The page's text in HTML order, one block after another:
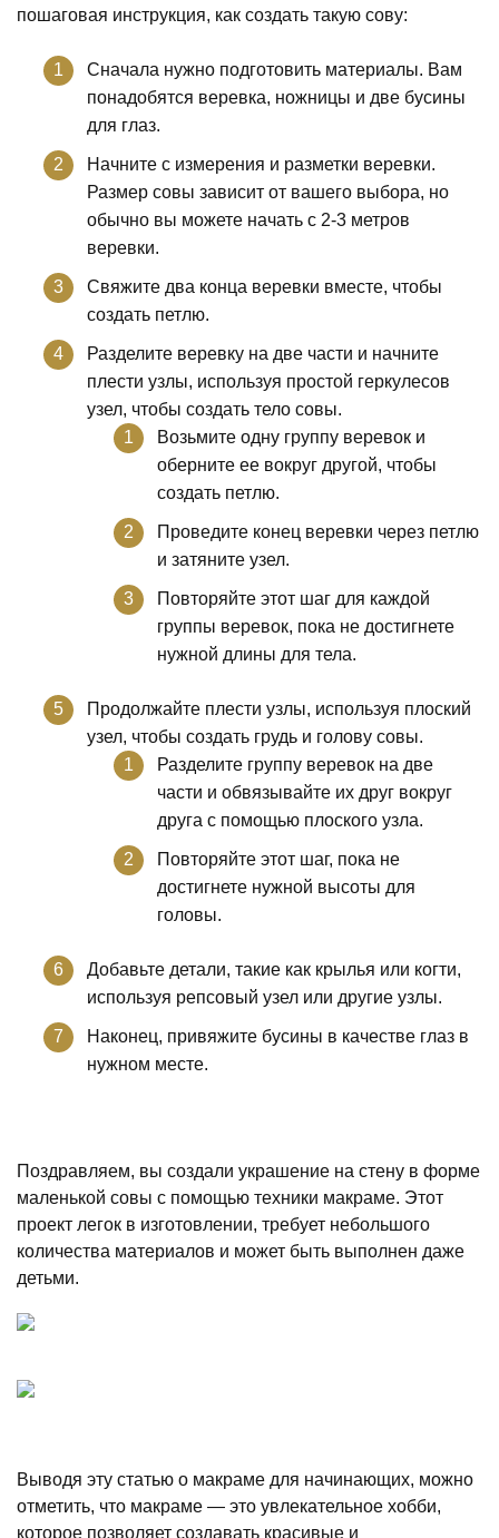
пошаговая инструкция, как создать такую сову:
Сначала нужно подготовить материалы. Вам
понадобятся веревка, ножницы и две бусины
для глаз.
Начните с измерения и разметки веревки.
Размер совы зависит от вашего выбора, но
обычно вы можете начать с 2-3 метров
веревки.
Свяжите два конца веревки вместе, чтобы
создать петлю.
Разделите веревку на две части и начните
плести узлы, используя простой геркулесов
узел, чтобы создать тело совы.
Возьмите одну группу веревок и
оберните ее вокруг другой, чтобы
создать петлю.
Проведите конец веревки через петлю
и затяните узел.
Повторяйте этот шаг для каждой
группы веревок, пока не достигнете
нужной длины для тела.
Продолжайте плести узлы, используя плоский
узел, чтобы создать грудь и голову совы.
Разделите группу веревок на две
части и обвязывайте их друг вокруг
друга с помощью плоского узла.
Повторяйте этот шаг, пока не
достигнете нужной высоты для
головы.
Добавьте детали, такие как крылья или когти,
используя репсовый узел или другие узлы.
Наконец, привяжите бусины в качестве глаз в
нужном месте.
Поздравляем, вы создали украшение на стену в форме
маленькой совы с помощью техники макраме. Этот
проект легок в изготовлении, требует небольшого
количества материалов и может быть выполнен даже
детьми.
Выводя эту статью о макраме для начинающих, можно
отметить, что макраме — это увлекательное хобби,
которое позволяет создавать красивые и